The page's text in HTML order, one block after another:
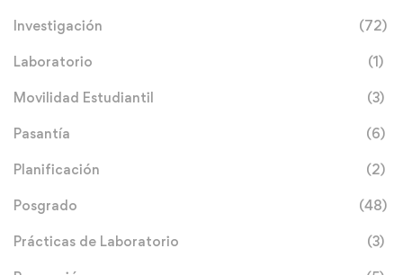
Investigación (72)
Laboratorio (1)
Movilidad Estudiantil (3)
Pasantía (6)
Planificación (2)
Posgrado (48)
Prácticas de Laboratorio (3)